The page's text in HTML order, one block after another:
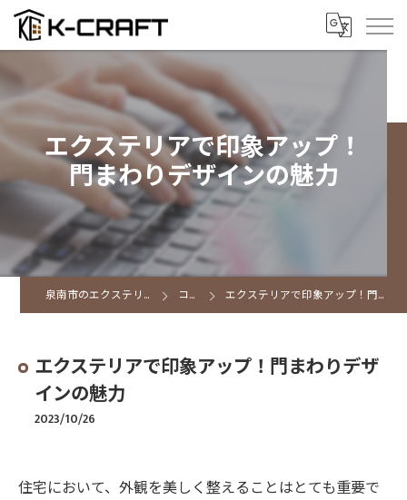
エクステリアで印象アップ！
門まわりデザインの魅力
泉南市のエクステリアならK CRAFT コラム エクステリアで印象アップ！門まわりデザインの魅力
エクステリアで印象アップ！門まわりデザ
インの魅力
2023/10/26
住宅において、外観を美しく整えることはとても重要で